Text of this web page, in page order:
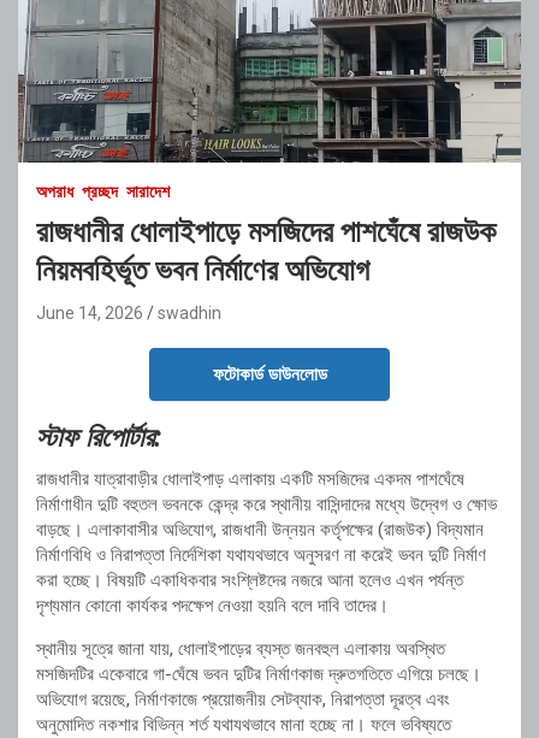
অপরাধ প্রচ্ছদ সারাদেশ
রাজধানীর ধোলাইপাড়ে মসজিদের পাশঘেঁষে রাজউক
নিয়মবহির্ভূত ভবন নির্মাণের অভিযোগ
June 14, 2026 swadhin
ফটোকার্ড ডাউনলোড
স্টাফ রিপোর্টার:
রাজধানীর যাত্রাবাড়ীর ধোলাইপাড় এলাকায় একটি মসজিদের একদম পাশঘেঁষে
নির্মাণাধীন দুটি বহুতল ভবনকে কেন্দ্র করে স্থানীয় বাসিন্দাদের মধ্যে উদ্বেগ ও ক্ষোভ
বাড়ছে। এলাকাবাসীর অভিযোগ, রাজধানী উন্নয়ন কর্তৃপক্ষের (রাজউক) বিদ্যমান
নির্মাণবিধি ও নিরাপত্তা নির্দেশিকা যথাযথভাবে অনুসরণ না করেই ভবন দুটি নির্মাণ
করা হচ্ছে। বিষয়টি একাধিকবার সংশ্লিষ্টদের নজরে আনা হলেও এখন পর্যন্ত
দৃশ্যমান কোনো কার্যকর পদক্ষেপ নেওয়া হয়নি বলে দাবি তাদের।
স্থানীয় সূত্রে জানা যায়, ধোলাইপাড়ের ব্যস্ত জনবহুল এলাকায় অবস্থিত
মসজিদটির একেবারে গা-ঘেঁষে ভবন দুটির নির্মাণকাজ দ্রুতগতিতে এগিয়ে চলছে।
অভিযোগ রয়েছে, নির্মাণকাজে প্রয়োজনীয় সেটব্যাক, নিরাপত্তা দূরত্ব এবং
অনুমোদিত নকশার বিভিন্ন শর্ত যথাযথভাবে মানা হচ্ছে না। ফলে ভবিষ্যতে